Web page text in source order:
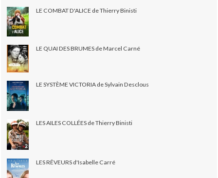
LE COMBAT D'ALICE de Thierry Binisti
LE QUAI DES BRUMES de Marcel Carné
LE SYSTÈME VICTORIA de Sylvain Desclous
LES AILES COLLÉES de Thierry Binisti
LES RÊVEURS d'Isabelle Carré